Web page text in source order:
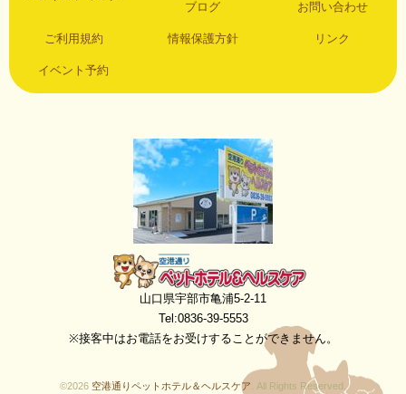
ブログ お問い合わせ
ご利用規約 情報保護方針 リンク
イベント予約
空港通りペットホテル＆ヘルスケア
山口県宇部市亀浦5-2-11
Tel:0836-39-5553
※接客中はお電話をお受けすることができません。
©2026 空港通りペットホテル＆ヘルスケア . All Rights Reserved.